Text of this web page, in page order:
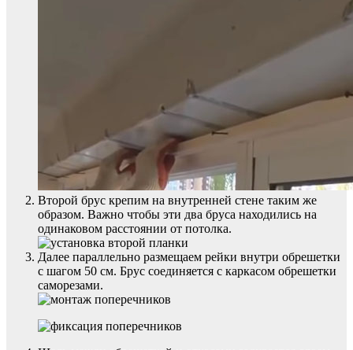
Второй брус крепим на внутренней стене таким же
образом. Важно чтобы эти два бруса находились на
одинаковом расстоянии от потолка.
Далее параллельно размещаем рейки внутри обрешетки
с шагом 50 см. Брус соединяется с каркасом обрешетки
саморезами.